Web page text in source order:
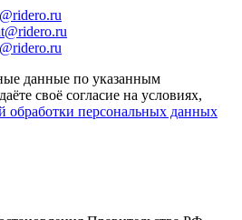
данные по указанным
своё согласие на условиях,
обработки персональных данных